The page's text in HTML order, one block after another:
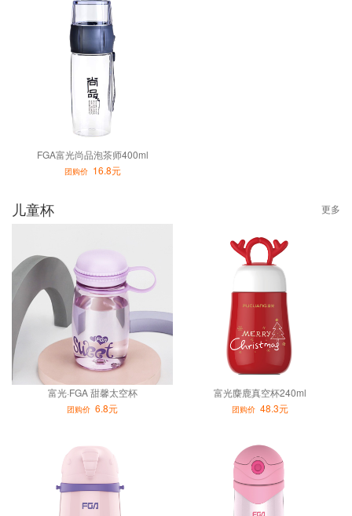
FGA富光尚品泡茶师400ml
团购价16.8元
儿童杯 更多
富光·FGA 甜馨太空杯
团购价 6.8元
富光麋鹿真空杯240ml
团购价48.3元